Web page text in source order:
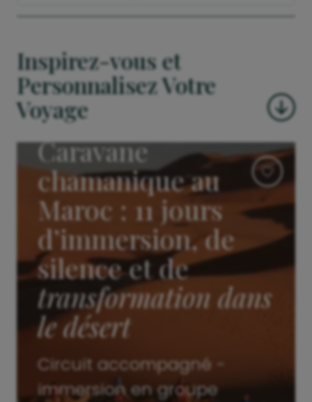
Inspirez-vous et
Personnalisez Votre
Voyage
Caravane
chamanique au
Maroc : 11 jours
d’immersion, de
silence et de
transformation dans
le désert
Circuit accompagné -
immersion en groupe